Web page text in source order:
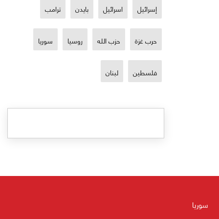
إسرائيل اسرائيل بايدن ترامب
حرب غزة حزب الله روسيا سوريا
فلسطين لبنان
سوريا